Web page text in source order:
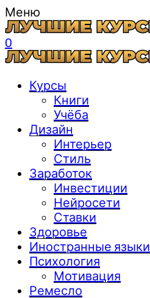
Меню
0
Курсы
Книги
Учёба
Дизайн
Интерьер
Стиль
Заработок
Инвестиции
Нейросети
Ставки
Здоровье
Иностранные языки
Психология
Мотивация
Ремесло